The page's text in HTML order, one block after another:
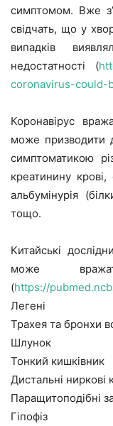
симптомом. Вже
свідчать, що у
випадків
недостатності (
coronavirus-could-
Коронавірус
може призводити
симптоматикою
креатинину крові,
альбумінурія
тощо.
Китайські
може
(https://
Легені
Трахея та бронхи
Шлунок
Тонкий кишківник
Дистальні ниркові
Паращитоподібні
Гіпофіз